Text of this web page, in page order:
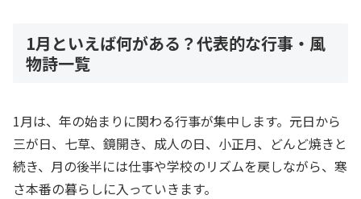
1月といえば何がある？代表的な行事・風
物詩一覧
1月は、年の始まりに関わる行事が集中します。元日から
三が日、七草、鏡開き、成人の日、小正月、どんど焼きと
続き、月の後半には仕事や学校のリズムを戻しながら、寒
さ本番の暮らしに入っていきます。